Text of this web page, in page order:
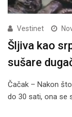
Vestinet
Šljiva kao
sušare
Čačak – Nakon
do 30 sati, ona se